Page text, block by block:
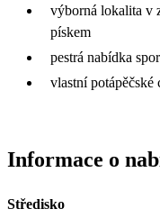
výborná lokalita v
pískem
pestrá nabídka
vlastní
Informace o
Středisko